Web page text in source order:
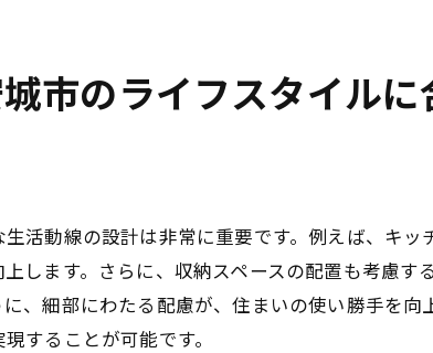
工事開始から完了までの流れ
地域の住環境と利便性の魅力
地元企業との連携による安心感
カスタマイズしやすい土地条件
市のライフスタイル
活動線の設計は非常に重要です。例えば、キ
します。さらに、収納スペースの配置も考慮
、細部にわたる配慮が、住まいの使い勝手を
することが可能です。